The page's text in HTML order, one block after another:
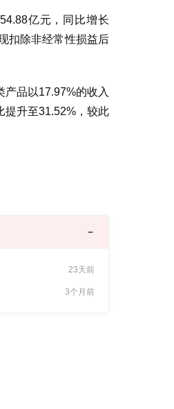
亿元，同比增长
扣除非经常性损益后
品以17.97%的收入
提升至31.52%，较此
23天前
3个月前